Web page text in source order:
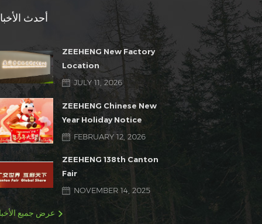
أحدث
ZEEHENG New Factory
Location
JULY 11, 2026
ZEEHENG Chinese New
Year Holiday Notice
FEBRUARY 12, 2026
ZEEHENG 138th Canton
Fair
NOVEMBER 14, 2025
عرض جميع